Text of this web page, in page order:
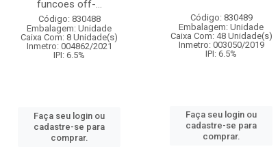
funcoes off-...
Código: 830488
Embalagem: Unidade
Caixa Com: 8 Unidade(s)
Inmetro: 004862/2021
IPI: 6.5%
Faça seu login ou
cadastre-se para
comprar.
Código: 830489
Embalagem: Unidade
Caixa Com: 48 Unidade(s)
Inmetro: 003050/2019
IPI: 6.5%
Faça seu login ou
cadastre-se para
comprar.